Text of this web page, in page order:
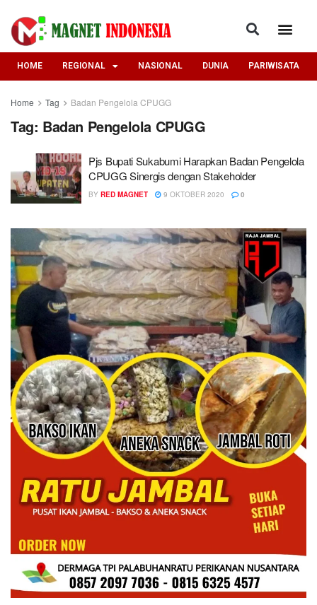
HOME REGIONAL NASIONAL DUNIA PARIWISATA
Home Tag Badan Pengelola CPUGG
Tag: Badan Pengelola CPUGG
Pjs Bupati Sukabumi Harapkan Badan Pengelola
CPUGG Sinergis dengan Stakeholder
BY RED MAGNET 9 OKTOBER 2020 0